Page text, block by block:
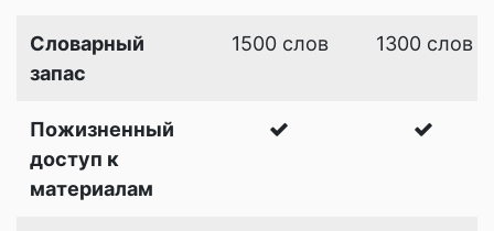
Словарный
запас
1500 слов 1300 слов
Пожизненный
доступ к
материалам